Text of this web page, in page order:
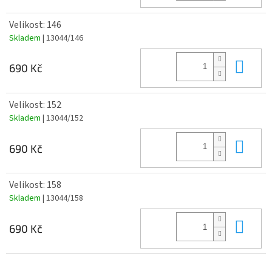
Velikost: 146
Skladem | 13044/146
690 Kč
Velikost: 152
Skladem | 13044/152
690 Kč
Velikost: 158
Skladem | 13044/158
690 Kč